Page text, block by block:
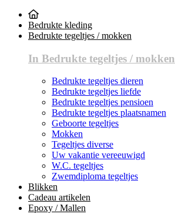
Bedrukte kleding
Bedrukte tegeltjes / mokken
In Bedrukte tegeltjes / mokken
Bedrukte tegeltjes dieren
Bedrukte tegeltjes liefde
Bedrukte tegeltjes pensioen
Bedrukte tegeltjes plaatsnamen
Geboorte tegeltjes
Mokken
Tegeltjes diverse
Uw vakantie vereeuwigd
W.C. tegeltjes
Zwemdiploma tegeltjes
Blikken
Cadeau artikelen
Epoxy / Mallen